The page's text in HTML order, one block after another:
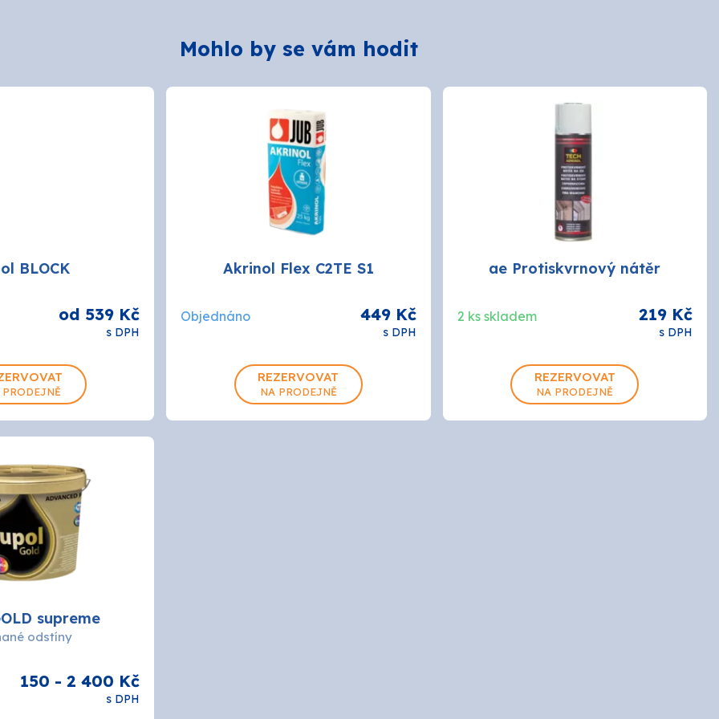
Mohlo by se vám hodit
BLOCK
od 539 Kč
s DPH
2L 5L
PRODEJNĚ
Akrinol Flex C2TE S1
Objednáno 449 Kč
s DPH
REZERVOVAT
NA PRODEJNĚ
ae Protiskvrnový nátěr
2 ks skladem 219 Kč
s DPH
REZERVOVAT
NA PRODEJNĚ
supreme
odstíny
150 - 2 400 Kč
s DPH